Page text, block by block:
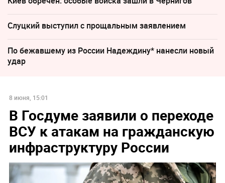
Слуцкий выступил с прощальным заявлением
По бежавшему из России Надеждину* нанесли новый
удар
8 июня, 15:01
В Госдуме заявили о переходе
ВСУ к атакам на гражданскую
инфраструктуру России